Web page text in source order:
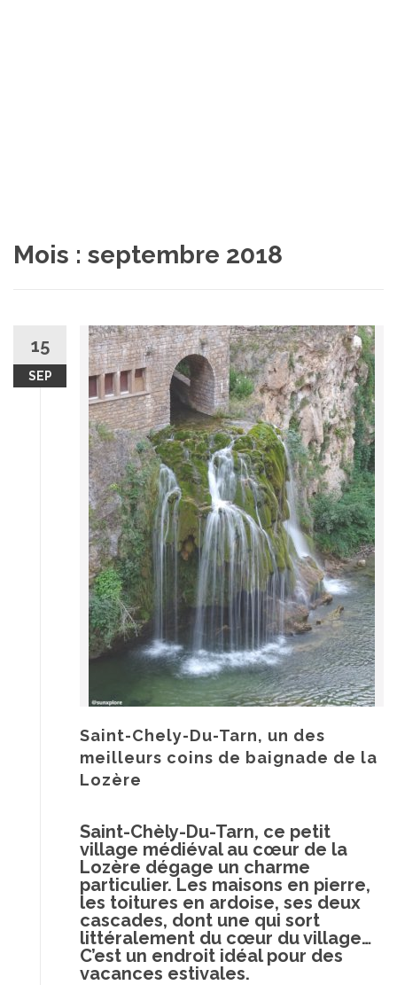
Mois : septembre 2018
15
SEP
Saint-Chely-Du-Tarn, un des
meilleurs coins de baignade de la
Lozère
Saint-Chèly-Du-Tarn, ce petit
village médiéval au cœur de la
Lozère dégage un charme
particulier. Les maisons en pierre,
les toitures en ardoise, ses deux
cascades, dont une qui sort
littéralement du cœur du village…
C’est un endroit idéal pour des
vacances estivales.